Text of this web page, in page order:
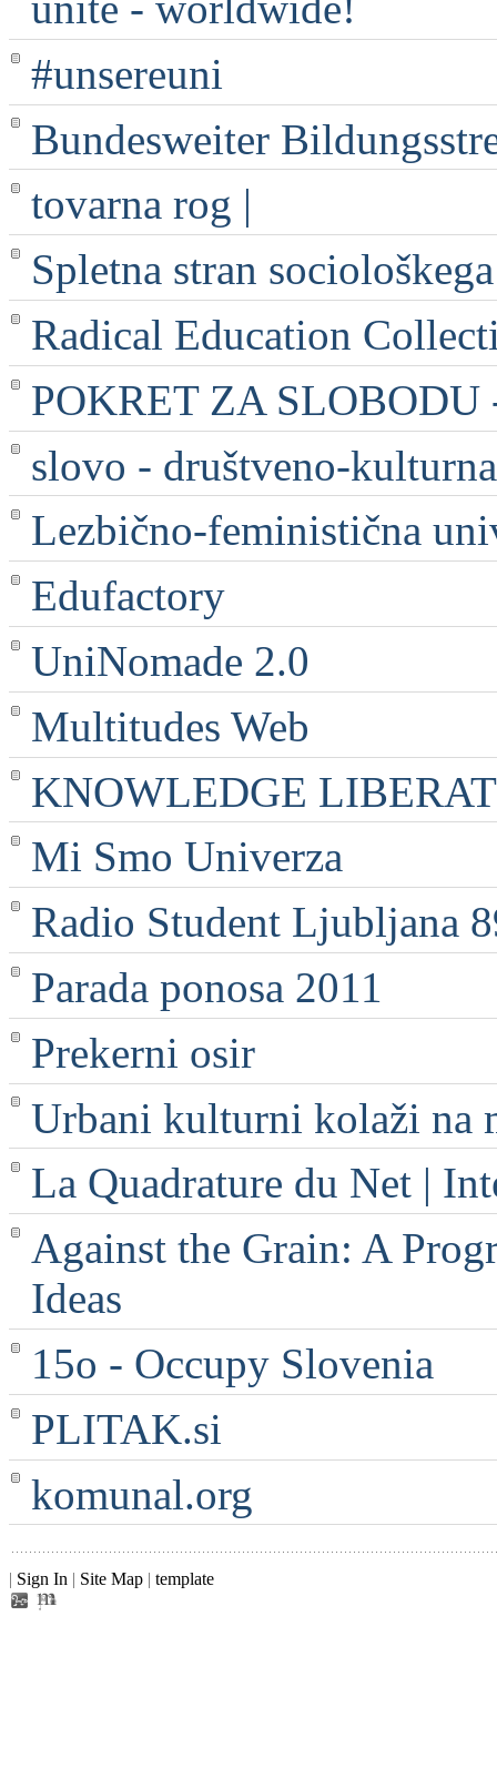
#unsereuni
Bundesweiter
tovarna rog |
Spletna stran
Radical Education
POKRET ZA SLOBODU
slovo - društveno-
Lezbično-feministična
Edufactory
UniNomade 2.0
Multitudes Web
KNOWLEDGE
Mi Smo Univerza
Radio Student Ljubljana
Parada ponosa 2011
Prekerni osir
Urbani kulturni kolaži na
La Quadrature du Net |
Against the Grain: A
Ideas
15o - Occupy Slovenia
PLITAK.si
komunal.org
| Sign In | Site Map | template